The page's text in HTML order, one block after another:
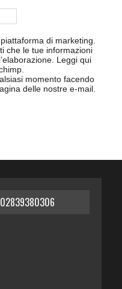
di marketing.
che le tue informazioni
Leggi qui
.
momento facendo
delle nostre e-mail.
02839380306